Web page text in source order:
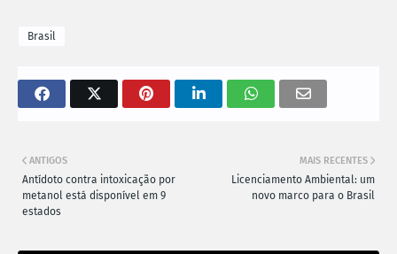
Brasil
MAIS RECENTES
Licenciamento Ambiental: um
novo marco para o Brasil
ANTIGOS
Antídoto contra intoxicação por
metanol está disponível em 9
estados